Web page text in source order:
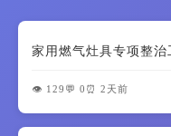
家用燃气灶具专项整治
👁️ 129 💬 0 ⏰ 2天前